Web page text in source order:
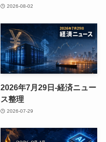
2026-08-02
2026年7月29日-経済ニュー
ス整理
2026-07-29